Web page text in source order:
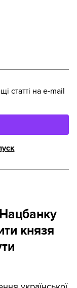
статті на e-mail
князя